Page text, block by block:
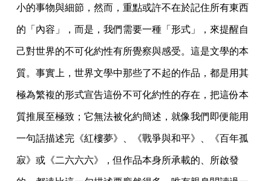
小的事物與細節，然而，重點或許不在於記住所有東西
的「內容」，而是，我們需要一種「形式」，來提醒自
己對世界的不可化約性有所覺察與感受。這是文學的本
質。事實上，世界文學中那些了不起的作品，都是用其
極為繁複的形式宣告這份不可化約性的存在，把這份本
質推展至極致；它無法被化約簡述，就像我們即便能用
一句話描述完《紅樓夢》、《戰爭與和平》、《百年孤
寂》或《二六六六》，但作品本身所承載的、所啟發